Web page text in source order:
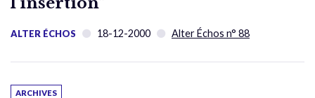
ALTER ÉCHOS 18-12-2000 Alter Échos n° 88
ARCHIVES